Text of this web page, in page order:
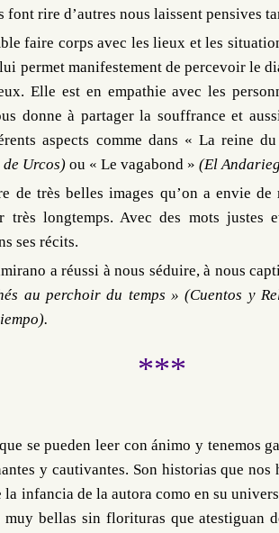
font rire d’autres nous laissent pensives
faire corps avec les lieux et les
permet manifestement de percevoir le
Elle est en empathie avec les
donne à partager la souffrance et
aspects comme dans «La reine
Urcos) ou « Le vagabond » (El
de très belles images qu’on a envie de
très longtemps. Avec des mots justes
ses récits.
a réussi à nous séduire, à nous
au perchoir du temps » (Cuentos y
***
se pueden leer con ánimo y tenemos
y cautivantes. Son historias que nos
la infancia de la autora como en su
muy bellas sin florituras que atestiguan